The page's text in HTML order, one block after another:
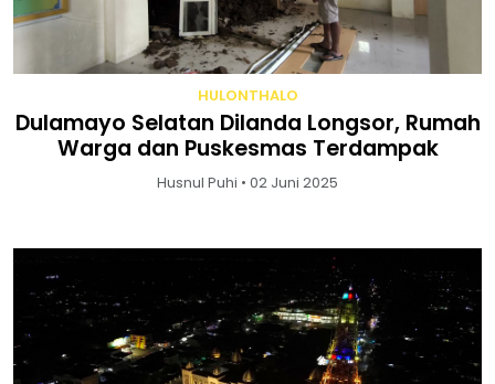
HULONTHALO
Dulamayo Selatan Dilanda Longsor, Rumah
Warga dan Puskesmas Terdampak
Husnul Puhi • 02 Juni 2025